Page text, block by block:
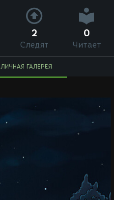
2
Следят
0
Читает
ЛИЧНАЯ ГАЛЕРЕЯ